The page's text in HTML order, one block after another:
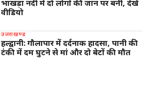
भाखड़ा नदी में दो लोगों की जान पर बनी, देखें
वीडियो
उत्तराखण्ड
हल्द्वानी: गौलापार में दर्दनाक हादसा, पानी की
टंकी में दम घुटने से मां और दो बेटों की मौत